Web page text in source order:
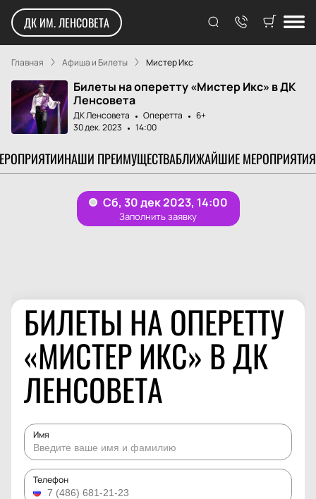
ДК ИМ. ЛЕНСОВЕТА
Главная Афиша и Билеты Мистер Икс
Билеты на оперетту «Мистер Икс» в ДК
Ленсовета
ДК Ленсовета Оперетта
6+
30 дек. 2023
14:00
НАШИ ПРЕИМУЩЕСТВАБЛИЖАЙШИЕ МЕРОПРИЯТИЯ
БИЛЕТЫ НА ОПЕРЕТТУ
«МИСТЕР ИКС» В ДК
ЛЕНСОВЕТА
Имя
Телефон